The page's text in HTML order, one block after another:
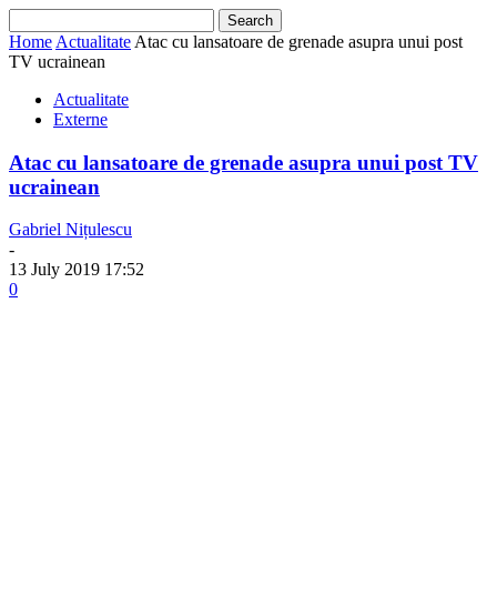
Home Actualitate Atac cu lansatoare de grenade asupra unui post
TV ucrainean
Actualitate
Externe
Atac cu lansatoare de grenade asupra unui post TV
ucrainean
Gabriel Nițulescu
-
13 July 2019 17:52
0